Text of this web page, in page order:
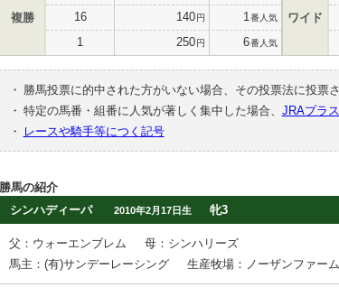
複勝 16 140円 1 番人気
1 250円 6番人気
ワイド
・ 勝馬投票に的中された方がいない場合、その投票法に投票
・ 特定の馬番・組番に人気が著しく集中した場合、 JRAプラ
・
レースや騎手等につく記号
勝馬の紹介
シンハディーパ
2010年2月17日生 牝3
父：ウォーエンブレム
母：シンハリーズ
馬主：(有)サンデーレーシング
生産牧場：ノーザンファーム